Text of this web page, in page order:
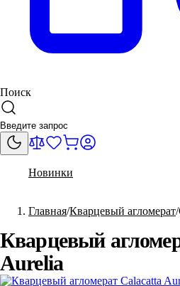
Поиск
Новинки
Главная Кварцевый агломерат
Кварцевый
Aurelia